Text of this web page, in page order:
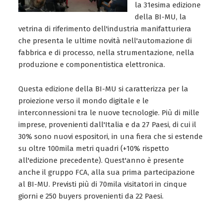
la 31esima edizione
della BI-MU, la
vetrina di riferimento dell'industria manifatturiera
che presenta le ultime novità nell'automazione di
fabbrica e di processo, nella strumentazione, nella
produzione e componentistica elettronica.
Questa edizione della BI-MU si caratterizza per la
proiezione verso il mondo digitale e le
interconnessioni tra le nuove tecnologie. Più di mille
imprese, provenienti dall'Italia e da 27 Paesi, di cui il
30% sono nuovi espositori, in una fiera che si estende
su oltre 100mila metri quadri (+10% rispetto
all'edizione precedente). Quest'anno è presente
anche il gruppo FCA, alla sua prima partecipazione
al BI-MU. Previsti più di 70mila visitatori in cinque
giorni e 250 buyers provenienti da 22 Paesi.